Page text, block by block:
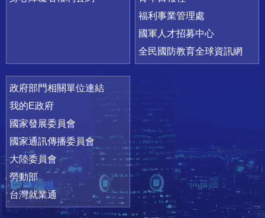
福利事業管理處
國軍人才招募中心
全民國防教育全球資訊網
政府部門相關單位連結
我的E政府
國家發展委員會
國家通訊傳播委員會
大陸委員會
勞動部
台灣就業通